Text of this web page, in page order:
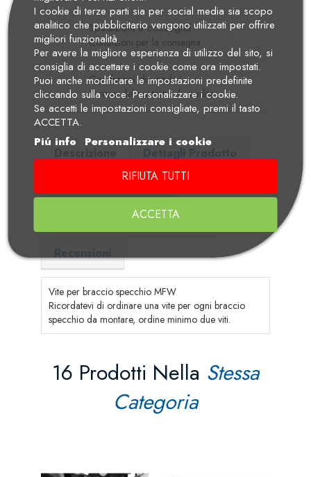
Spedizioni e consegna
Condizioni per la consegna
Condizioni di vendita
Termini del contratto di vendita
Dettagli Prodotto
Note Generiche Wunderlich
Recensioni
Vite per braccio specchio MFW
Ricordatevi di ordinare una vite per ogni braccio
specchio da montare, ordine minimo due viti.
16 Prodotti Nella Stessa
Categoria
I cookie di terze parti sia per social media sia scopo
analitico che pubblicitario vengono utilizzati per offrire
migliori funzionalità.
Per avere la migliore esperienza di utilizzo del sito, si
consiglia di accettare i cookie come ora impostati.
Puoi anche modificare le impostazioni predefinite
cliccando sulla voce: Personalizzare i cookie.
Se accetti le impostazioni consigliate, premi il tasto
ACCETTA.
Piú info
Personalizzare i cookie
RIFIUTA TUTTI
ACCETTA